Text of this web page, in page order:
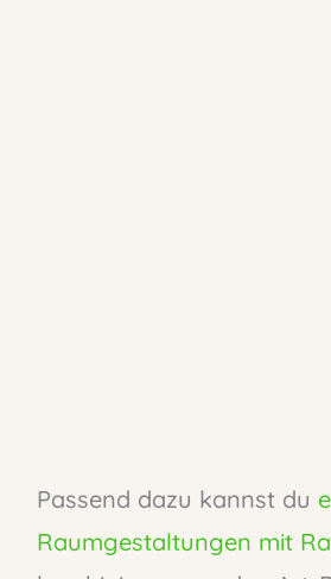
Passend dazu kannst du
Raumgestaltungen mit